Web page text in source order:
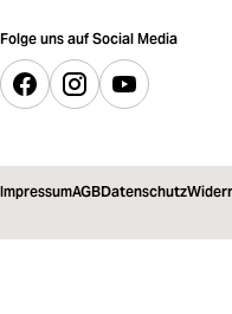
Folge uns auf Social Media
ImpressumAGBDatenschutz